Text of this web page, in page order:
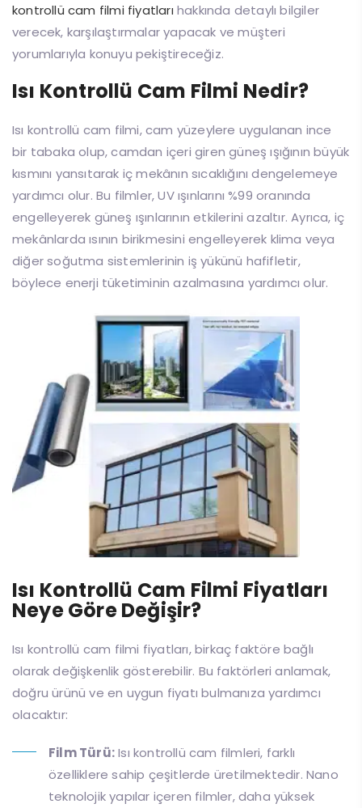
kontrollü cam filmi fiyatları hakkında detaylı bilgiler
verecek, karşılaştırmalar yapacak ve müşteri
yorumlarıyla konuyu pekiştireceğiz.
Isı Kontrollü Cam Filmi Nedir?
Isı kontrollü cam filmi, cam yüzeylere uygulanan ince
bir tabaka olup, camdan içeri giren güneş ışığının büyük
kısmını yansıtarak iç mekânın sıcaklığını dengelemeye
yardımcı olur. Bu filmler, UV ışınlarını %99 oranında
engelleyerek güneş ışınlarının etkilerini azaltır. Ayrıca, iç
mekânlarda ısının birikmesini engelleyerek klima veya
diğer soğutma sistemlerinin iş yükünü hafifletir,
böylece enerji tüketiminin azalmasına yardımcı olur.
Isı Kontrollü Cam Filmi Fiyatları
Neye Göre Değişir?
Isı kontrollü cam filmi fiyatları, birkaç faktöre bağlı
olarak değişkenlik gösterebilir. Bu faktörleri anlamak,
doğru ürünü ve en uygun fiyatı bulmanıza yardımcı
olacaktır:
Film Türü:Isı kontrollü cam filmleri, farklı
özelliklere sahip çeşitlerde üretilmektedir. Nano
teknolojik yapılar içeren filmler, daha yüksek